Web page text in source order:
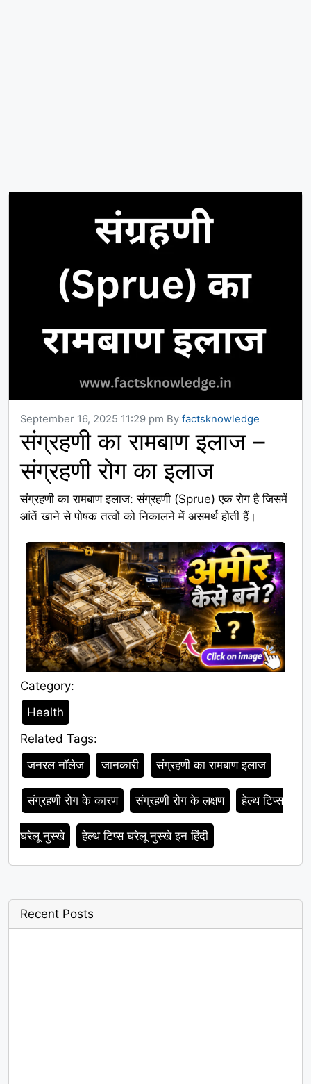
September 16, 2025 11:29 pm By factsknowledge
संग्रहणी का रामबाण इलाज –
संग्रहणी रोग का इलाज
संग्रहणी का रामबाण इलाज: संग्रहणी (Sprue) एक रोग है जिसमें
आंतें खाने से पोषक तत्वों को निकालने में असमर्थ होती हैं।
Category:
Category
Health
Related Tags:
Tags
जनरल नॉलेज जानकारी संग्रहणी का रामबाण इलाज
संग्रहणी रोग के कारण संग्रहणी रोग के लक्षण हेल्थ टिप्स
घरेलू नुस्खे हेल्थ टिप्स घरेलू नुस्खे इन हिंदी
Recent Posts